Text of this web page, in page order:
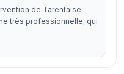
de Tarentaise
très professionnelle, qui